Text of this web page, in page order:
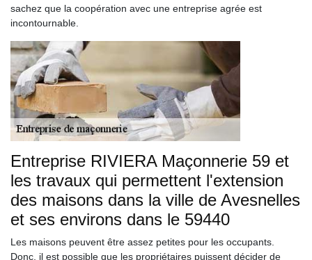
sachez que la coopération avec une entreprise agrée est
incontournable.
Entreprise RIVIERA Maçonnerie 59 et
les travaux qui permettent l'extension
des maisons dans la ville de Avesnelles
et ses environs dans le 59440
Les maisons peuvent être assez petites pour les occupants.
Donc, il est possible que les propriétaires puissent décider de